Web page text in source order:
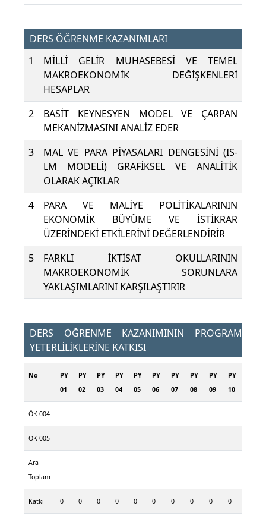
DERS ÖĞRENME KAZANIMLARI
1
MİLLİ GELİR MUHASEBESİ VE TEMEL
MAKROEKONOMİK DEĞİŞKENLERİ
HESAPLAR
2
BASİT KEYNESYEN MODEL VE ÇARPAN
MEKANİZMASINI ANALİZ EDER
3
MAL VE PARA PİYASALARI DENGESİNİ (IS-
LM MODELİ) GRAFİKSEL VE ANALİTİK
OLARAK AÇIKLAR
4
PARA VE MALİYE POLİTİKALARININ
EKONOMİK BÜYÜME VE İSTİKRAR
ÜZERİNDEKİ ETKİLERİNİ DEĞERLENDİRİR
5
FARKLI İKTİSAT OKULLARININ
MAKROEKONOMİK SORUNLARA
YAKLAŞIMLARINI KARŞILAŞTIRIR
DERS ÖĞRENME KAZANIMININ PROGRAM
YETERLİLİKLERİNE KATKISI
No
PY
01
PY
02
PY
03
PY
04
PY
05
PY
06
PY
07
PY
08
PY
09
PY
10
ÖK 004
ÖK 005
Ara
Toplam
Katkı 0 0 0 0 0 0 0 0 0 0